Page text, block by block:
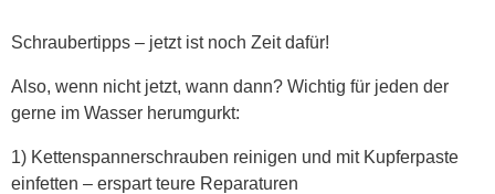
Schraubertipps – jetzt ist noch Zeit dafür!
Also, wenn nicht jetzt, wann dann? Wichtig für jeden der
gerne im Wasser herumgurkt:
1) Kettenspannerschrauben reinigen und mit Kupferpaste
einfetten – erspart teure Reparaturen